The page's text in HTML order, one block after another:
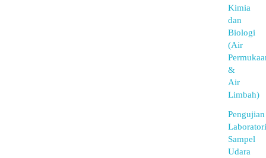
Kimia
dan
Biologi
(Air
&
Air
Limbah)
Pengujian
Sampel
Udara